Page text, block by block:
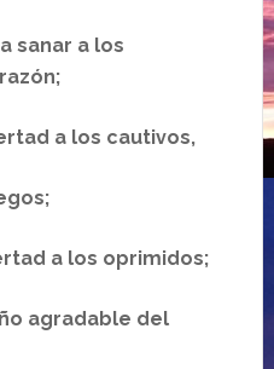
a los
a los cautivos,
a los oprimidos;
agradable del